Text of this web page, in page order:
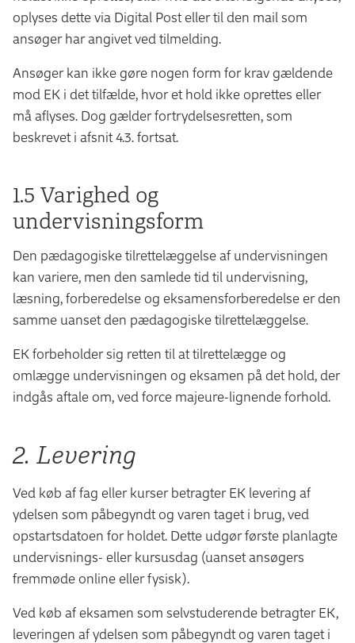
oplyses dette via Digital Post eller til den mail som
ansøger har angivet ved tilmelding.
Ansøger kan ikke gøre nogen form for krav gældende
mod EK i det tilfælde, hvor et hold ikke oprettes eller
må aflyses. Dog gælder fortrydelsesretten, som
beskrevet i afsnit 4.3. fortsat.
1.5 Varighed og
undervisningsform
Den pædagogiske tilrettelæggelse af undervisningen
kan variere, men den samlede tid til undervisning,
læsning, forberedelse og eksamensforberedelse er den
samme uanset den pædagogiske tilrettelæggelse.
EK forbeholder sig retten til at tilrettelægge og
omlægge undervisningen og eksamen på det hold, der
indgås aftale om, ved force majeure-lignende forhold.
2. Levering
Ved køb af fag eller kurser betragter EK levering af
ydelsen som påbegyndt og varen taget i brug, ved
opstartsdatoen for holdet. Dette udgør første planlagte
undervisnings- eller kursusdag (uanset ansøgers
fremmøde online eller fysisk).
Ved køb af eksamen som selvstuderende betragter EK,
leveringen af ydelsen som påbegyndt og varen taget i